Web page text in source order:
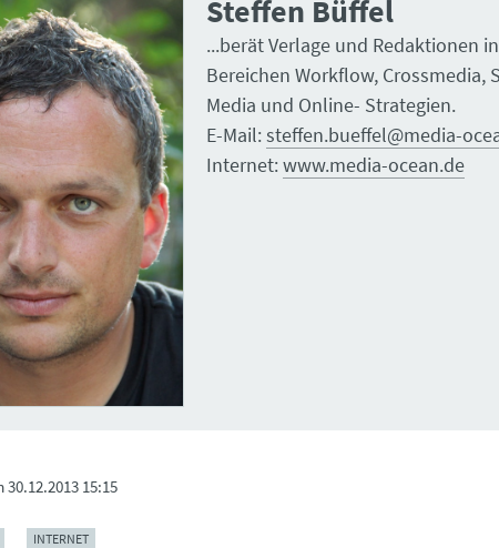
Steffen Büffel
...berät Verlage und Redaktionen
Bereichen Workflow, Crossmedia,
Media und Online- Strategien.
E-Mail:steffen.bueffel@media-
Internet:www.media-ocean.de
30.12.2013 15:15
INTERNET